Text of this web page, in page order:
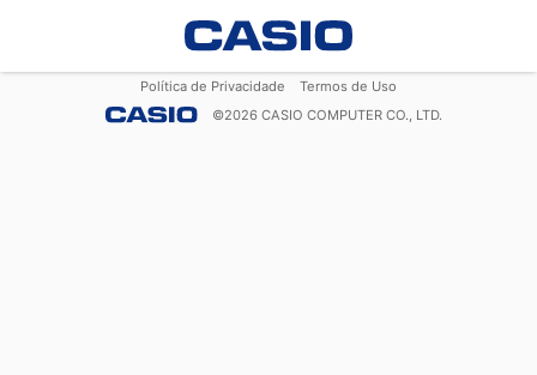
Política de Privacidade
Termos de Uso
©2026 CASIO COMPUTER CO., LTD.